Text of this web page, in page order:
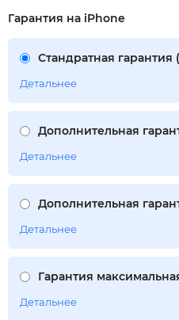
Гарантия на iPhone
Стандратная гарантия
Детальнее
Дополнительная
Детальнее
Дополнительная
Детальнее
Гарантия
Детальнее